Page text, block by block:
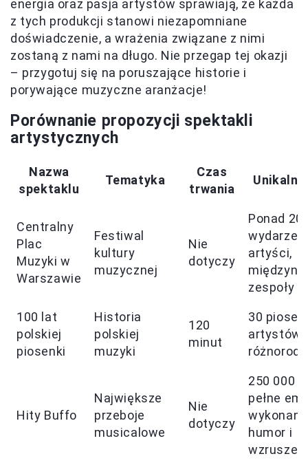
energia oraz pasja artystów sprawiają, że każda
z tych produkcji stanowi niezapomniane
doświadczenie, a wrażenia związane z nimi
zostaną z nami na długo. Nie przegap tej okazji
– przygotuj się na poruszające historie i
porywające muzyczne aranżacje!
Porównanie propozycji spektakli
artystycznych
Nazwa
spektaklu
Tematyka
Czas
trwania
Centralny
Plac
Muzyki w
Warszawie
Festiwal
kultury
muzycznej
Nie
dotyczy
Ponad
artyści,
zespoły
100 lat
polskiej
piosenki
Historia
polskiej
muzyki
120
minut
30
artystów,
Hity Buffo
Największe
przeboje
musicalowe
Nie
dotyczy
250 000
pełne
humor i